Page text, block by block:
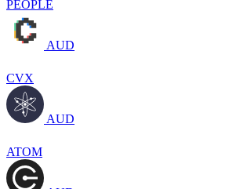
PEOPLE
AUD
CVX
AUD
ATOM